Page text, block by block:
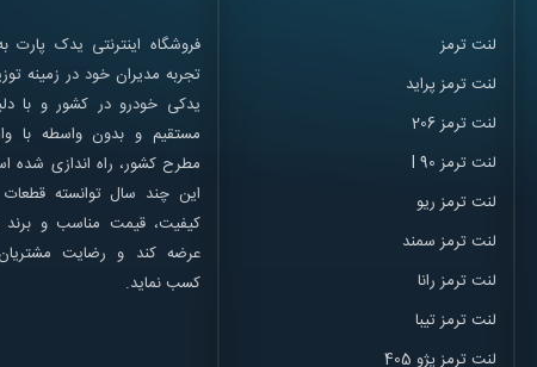
لنت ترمز
لنت ترمز پراید
لنت ترمز 206
لنت ترمز l 90
لنت ترمز ریو
لنت ترمز سمند
لنت ترمز رانا
لنت ترمز تیبا
لنت ترمز پژو 405
فروشگاه اینترنتی یدک پارت
تجربه مدیران خود در زمینه
یدکی خودرو در کشور و با
مستقیم و بدون واسطه با
مطرح کشور، راه اندازی شده
این چند سال توانسته قطعات
کیفیت، قیمت مناسب و برند
عرضه کند و رضایت
کسب نماید.